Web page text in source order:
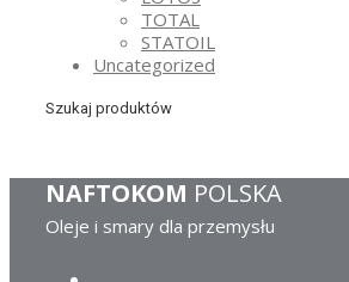
TOTAL
STATOIL
Uncategorized
Szukaj produktów
NAFTOKOM POLSKA
Oleje i smary dla przemysłu